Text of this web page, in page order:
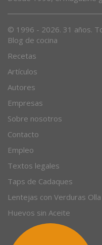
© 1996 - 2026. 31 años.
Blog de cocina
Recetas
Artículos
Autores
Empresas
Sobre nosotros
Contacto
Empleo
Textos legales
Taps de Cadaques
Lentejas con Verduras
Huevos sin Aceite